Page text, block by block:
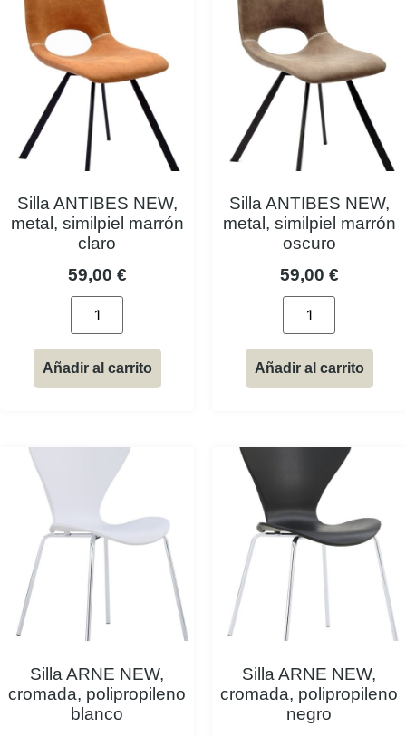
Silla ANTIBES NEW,
metal, similpiel marrón
claro
59,00 €
Añadir al carrito
Silla ANTIBES NEW,
metal, similpiel marrón
oscuro
59,00 €
Añadir al carrito
Silla ARNE NEW,
cromada, polipropileno
blanco
Silla ARNE NEW,
cromada, polipropileno
negro